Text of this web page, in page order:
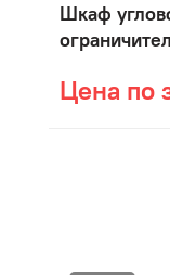
Шкаф
Цена по